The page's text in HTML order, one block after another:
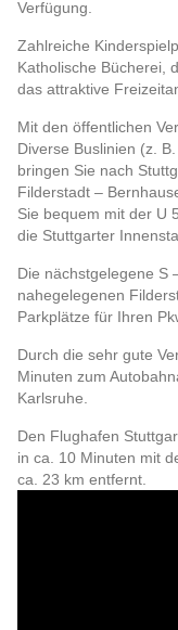
Verfügung.
Zahlreiche
Katholische Bücherei,
das attraktive
Mit den öffentlichen
Diverse Buslinien (z.
bringen Sie nach
Filderstadt –
Sie bequem mit der U
die Stuttgarter
Die nächstgelegene S
nahegelegenen
Parkplätze für Ihren
Durch die sehr gute
Minuten zum
Karlsruhe.
Den Flughafen
in ca. 10 Minuten mit
ca. 23 km entfernt.